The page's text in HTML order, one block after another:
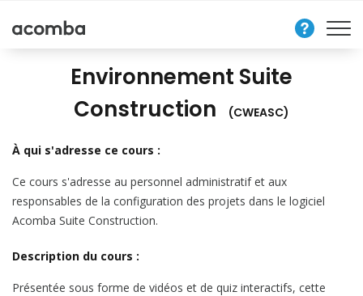
Nous
contacter
Environnement Suite
Construction
(CWEASC)
À qui s'adresse ce cours :
Ce cours s'adresse au personnel administratif et aux
responsables de la configuration des projets dans le logiciel
Acomba Suite Construction.
Description du cours :
Présentée sous forme de vidéos et de quiz interactifs, cette